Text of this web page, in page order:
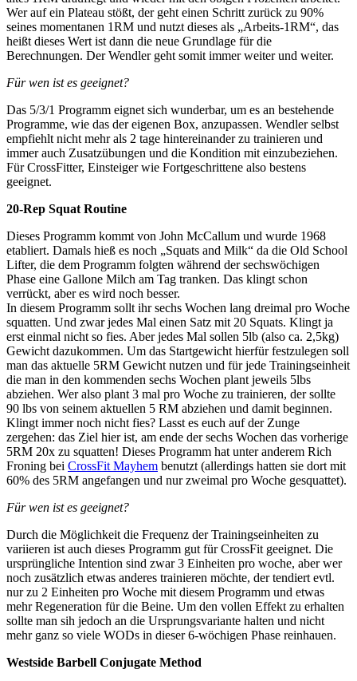
Wer auf ein Plateau stößt, der geht einen Schritt zurück zu 90%
seines momentanen 1RM und nutzt dieses als „Arbeits-1RM“, das
heißt dieses Wert ist dann die neue Grundlage für die
Berechnungen. Der Wendler geht somit immer weiter und weiter.
Für wen ist es geeignet?
Das 5/3/1 Programm eignet sich wunderbar, um es an bestehende
Programme, wie das der eigenen Box, anzupassen. Wendler selbst
empfiehlt nicht mehr als 2 tage hintereinander zu trainieren und
immer auch Zusatzübungen und die Kondition mit einzubeziehen.
Für CrossFitter, Einsteiger wie Fortgeschrittene also bestens
geeignet.
20-Rep Squat Routine
Dieses Programm kommt von John McCallum und wurde 1968
etabliert. Damals hieß es noch „Squats and Milk“ da die Old School
Lifter, die dem Programm folgten während der sechswöchigen
Phase eine Gallone Milch am Tag tranken. Das klingt schon
verrückt, aber es wird noch besser.
In diesem Programm sollt ihr sechs Wochen lang dreimal pro Woche
squatten. Und zwar jedes Mal einen Satz mit 20 Squats. Klingt ja
erst einmal nicht so fies. Aber jedes Mal sollen 5lb (also ca. 2,5kg)
Gewicht dazukommen. Um das Startgewicht hierfür festzulegen soll
man das aktuelle 5RM Gewicht nutzen und für jede Trainingseinheit
die man in den kommenden sechs Wochen plant jeweils 5lbs
abziehen. Wer also plant 3 mal pro Woche zu trainieren, der sollte
90 lbs von seinem aktuellen 5 RM abziehen und damit beginnen.
Klingt immer noch nicht fies? Lasst es euch auf der Zunge
zergehen: das Ziel hier ist, am ende der sechs Wochen das vorherige
5RM 20x zu squatten! Dieses Programm hat unter anderem Rich
Froning bei CrossFit Mayhem benutzt (allerdings hatten sie dort mit
60% des 5RM angefangen und nur zweimal pro Woche gesquattet).
Für wen ist es geeignet?
Durch die Möglichkeit die Frequenz der Trainingseinheiten zu
variieren ist auch dieses Programm gut für CrossFit geeignet. Die
ursprüngliche Intention sind zwar 3 Einheiten pro woche, aber wer
noch zusätzlich etwas anderes trainieren möchte, der tendiert evtl.
nur zu 2 Einheiten pro Woche mit diesem Programm und etwas
mehr Regeneration für die Beine. Um den vollen Effekt zu erhalten
sollte man sih jedoch an die Ursprungsvariante halten und nicht
mehr ganz so viele WODs in dieser 6-wöchigen Phase reinhauen.
Westside Barbell Conjugate Method